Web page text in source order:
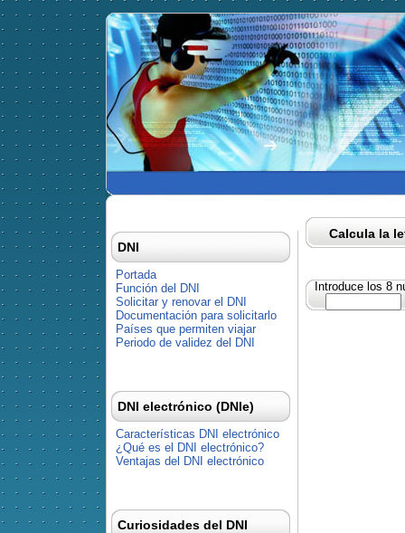
Calcula la
Introduce los 8
DNI
Portada
Función del DNI
Solicitar y renovar el DNI
Documentación para solicitarlo
Países que permiten viajar
Periodo de validez del DNI
DNI electrónico (DNIe)
Características DNI electrónico
¿Qué es el DNI electrónico?
Ventajas del DNI electrónico
Curiosidades del DNI